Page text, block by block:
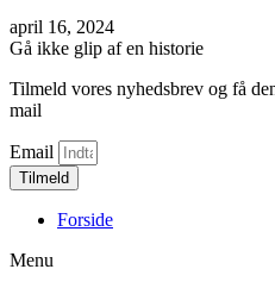
april 16, 2024
Gå ikke glip af en historie
Tilmeld vores nyhedsbrev og få
mail
Email
Tilmeld
Forside
Menu